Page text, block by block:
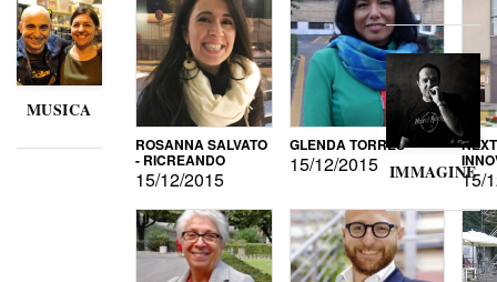
MUSICA
ROSANNA SALVATO
- RICREANDO
15/12/2015
GLENDA TORRES
15/12/2015
15/
IMMAGINE